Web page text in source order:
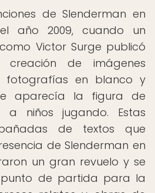
de Slenderman en
año 2009, cuando un
Victor Surge publicó
de imágenes
fotografías en blanco y
aparecía la figura de
a niños jugando. Estas
de textos que
de Slenderman en
un gran revuelo y se
punto de partida para la